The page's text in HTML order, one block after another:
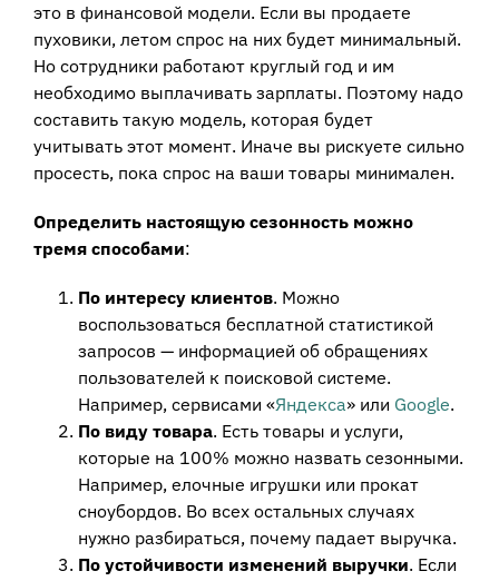
это в финансовой модели. Если вы продаете
пуховики, летом спрос на них будет минимальный.
Но сотрудники работают круглый год и им
необходимо выплачивать зарплаты. Поэтому надо
составить такую модель, которая будет
учитывать этот момент. Иначе вы рискуете сильно
просесть, пока спрос на ваши товары минимален.
Определить настоящую сезонность можно
тремя способами:
По интересу клиентов. Можно
воспользоваться бесплатной статистикой
запросов — информацией об обращениях
пользователей к поисковой системе.
Например, сервисами «Яндекса» или Google.
По виду товара. Есть товары и услуги,
которые на 100% можно назвать сезонными.
Например, елочные игрушки или прокат
сноубордов. Во всех остальных случаях
нужно разбираться, почему падает выручка.
По устойчивости изменений выручки. Если